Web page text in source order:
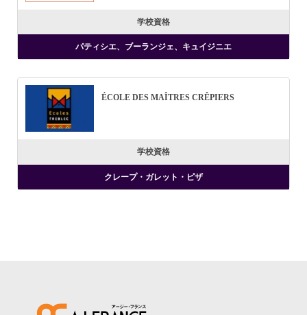
学校資格
パティシエ、ブーランジェ、キュイジニエ
ÉCOLE DES MAÎTRES CRÊPIERS
学校資格
クレープ・ガレット・ピザ